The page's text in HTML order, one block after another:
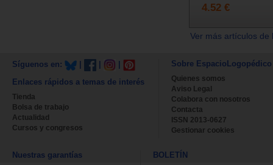
4.52 €
Ver más artículos
Síguenos en:
Enlaces rápidos a temas de interés
Tienda
Bolsa de trabajo
Actualidad
Cursos y congresos
Sobre EspacioLogopédico
Quienes somos
Aviso Legal
Colabora con nosotros
Contacta
ISSN 2013-0627
Gestionar cookies
Nuestras garantías BOLETÍN